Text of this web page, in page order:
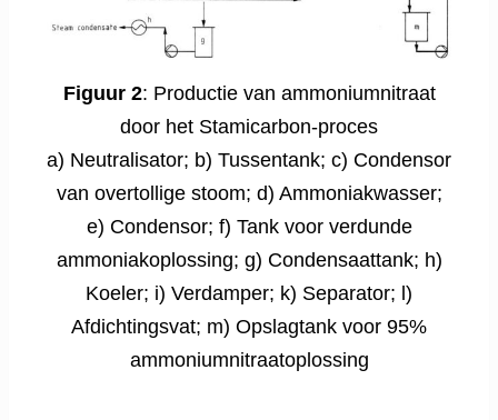
Figuur 2: Productie van ammoniumnitraat
door het Stamicarbon-proces
a) Neutralisator; b) Tussentank; c) Condensor
van overtollige stoom; d) Ammoniakwasser;
e) Condensor; f) Tank voor verdunde
ammoniakoplossing; g) Condensaattank; h)
Koeler; i) Verdamper; k) Separator; l)
Afdichtingsvat; m) Opslagtank voor 95%
ammoniumnitraatoplossing